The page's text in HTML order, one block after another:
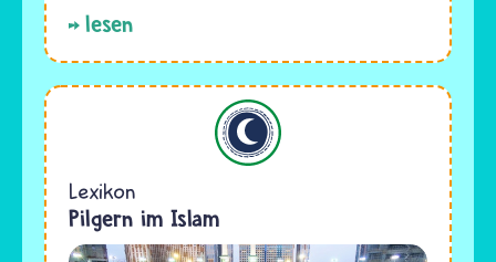
lesen
Lexikon
Pilgern im Islam